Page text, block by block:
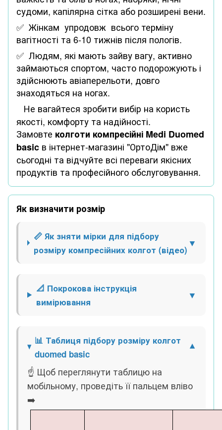
судоми, капілярна сітка або розширені вени.
✅ Жінкам упродовж всього терміну
вагітності та 6-10 тижнів після пологів.
✅ Людям, які мають зайву вагу, активно
займаються спортом, часто подорожують і
здійснюють авіаперельоти, довго
знаходяться на ногах.
Не вагайтеся зробити вибір на користь
якості, комфорту та надійності.
Замовте колготи компресійні Medi Duomed
basic в інтернет-магазині "ОртоДім" вже
сьогодні та відчуйте всі переваги якісних
продуктів та професійного обслуговування.
Як визначити розмір
📏 Як зняти мірки для підбору
розміру компресійних колгот (відео)
📐 Покрокова інструкція
вимірювання
📊 Таблиця підбору розміру колгот
duomed basic
☝ Щоб переглянути таблицю на
мобільному, проведіть її пальцем вліво
➡️